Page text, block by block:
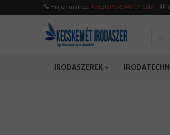
Hívjon minket: +36203956949 (9-16h)
IRODASZEREK